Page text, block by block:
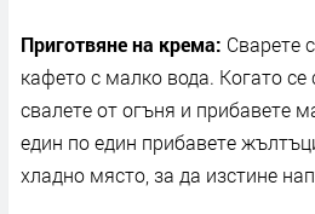
Приготвяне на крема: Сварете
кафето с малко вода. Когато се
свалете от огъня и прибавете
един по един прибавете
хладно място, за да изстине